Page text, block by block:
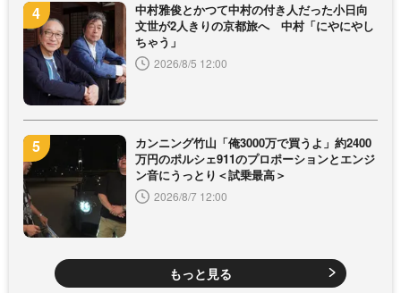
中村雅俊とかつて中村の付き人だった小日向
文世が2人きりの京都旅へ 中村「にやにやし
ちゃう」
2026/8/5 12:00
カンニング竹山「俺3000万で買うよ」約2400
万円のポルシェ911のプロポーションとエンジ
ン音にうっとり＜試乗最高＞
2026/8/7 12:00
もっと見る